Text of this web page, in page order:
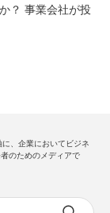
？ 事業会社が投
、企業においてビジネ
のためのメディアで